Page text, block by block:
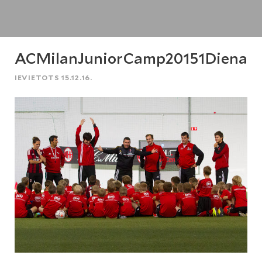
ACMilanJuniorCamp20151Diena
IEVIETOTS 15.12.16.